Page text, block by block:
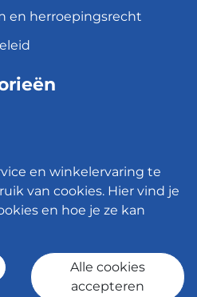
en herroepingsrecht
en winkelervaring te
van cookies. Hier vind je
en hoe je ze kan
Alle cookies
accepteren